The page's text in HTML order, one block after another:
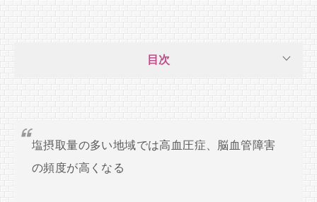
目次
塩摂取量の多い地域では高血圧症、脳血管障害
の頻度が高くなる